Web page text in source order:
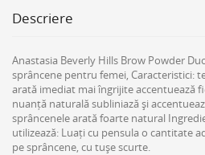
Descriere
Anastasia Beverly Hills Brow Powder
sprâncene pentru femei, Caracteristici:
arată imediat mai îngrijite accentuează
nuanță naturală subliniază și
sprâncenele arată foarte natural
utilizează: Luați cu pensula o cantitate
pe sprâncene, cu tușe scurte.